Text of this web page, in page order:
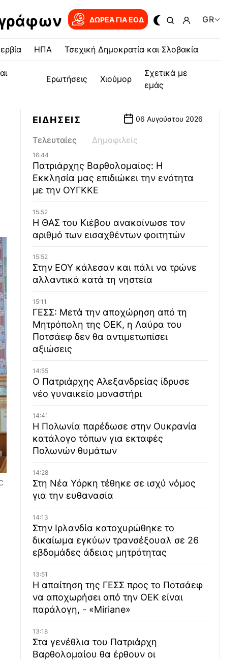
ΔΩΡΕΆ ΓΙΑ EOΔ GR
ΗΠΑ Τσεχική Δημοκρατία και Σλοβακία
Ερωτήσεις Χιούμορ
Σχετικά με
εμάς
ΕΙΔΗΣΕΙΣ 06 Αυγούστου 2026
Τελευταίες Δημοφιλείς
16:44
Πατριάρχης Βαρθολομαίος: Η
Εκκλησία μας επιδιώκει την ενότητα
με την ΟΥΓΚΚΕ
15:52
Η ΘΑΣ του Κιέβου ανακοίνωσε τον
αριθμό των εισαχθέντων φοιτητών
15:52
Στην ΕΟΥ κάλεσαν και πάλι να τρώνε
αλλαντικά κατά τη νηστεία
15:11
ΓΕΣΣ: Μετά την αποχώρηση από τη
Μητρόπολη της ΟΕΚ, η Λαύρα του
Ποτσάεφ δεν θα αντιμετωπίσει
αξιώσεις
14:55
Ο Πατριάρχης Αλεξανδρείας ίδρυσε
νέο γυναικείο μοναστήρι
14:41
Η Πολωνία παρέδωσε στην Ουκρανία
κατάλογο τόπων για εκταφές
Πολωνών θυμάτων
14:28
Στη Νέα Υόρκη τέθηκε σε ισχύ νόμος
για την ευθανασία
14:13
Στην Ιρλανδία κατοχυρώθηκε το
δικαίωμα εγκύων τρανσέξουαλ σε 26
εβδομάδες άδειας μητρότητας
13:51
Η απαίτηση της ΓΕΣΣ προς το Ποτσάεφ
να αποχωρήσει από την ΟΕΚ είναι
παράλογη, - «Miriane»
13:18
Στα γενέθλια του Πατριάρχη
Βαρθολομαίου θα έρθουν οι